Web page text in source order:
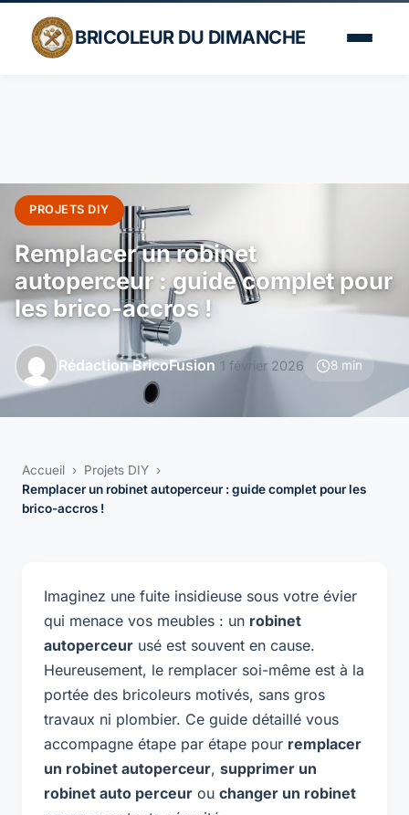
BRICOLEUR DU DIMANCHE
PROJETS DIY
Remplacer un robinet
autoperceur : guide complet pour
les brico-accros !
Rédaction BricoFusion 1 février 2026 8 min
Accueil › Projets DIY ›
Remplacer un robinet autoperceur : guide complet pour les
brico-accros !
Imaginez une fuite insidieuse sous votre évier
qui menace vos meubles : un robinet
autoperceur usé est souvent en cause.
Heureusement, le remplacer soi-même est à la
portée des bricoleurs motivés, sans gros
travaux ni plombier. Ce guide détaillé vous
accompagne étape par étape pour remplacer
un robinet autoperceur, supprimer un
robinet auto perceur ou changer un robinet